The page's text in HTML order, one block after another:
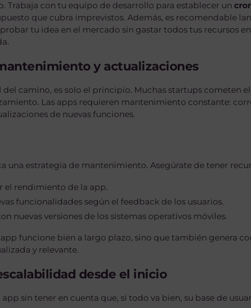
Trabaja con tu equipo de desarrollo para establecer un
que cubra imprevistos. Además, es recomendable
tu idea en el mercado sin gastar todos tus recursos
y actualizaciones
del camino, es solo el principio. Muchas startups cometen
Las apps requieren mantenimiento constante:
de nuevas funciones.
una estrategia de mantenimiento. Asegúrate de tener
el rendimiento de la app.
funcionalidades según el feedback de los usuarios.
nuevas versiones de los sistemas operativos móviles.
funcione bien a largo plazo, sino que también genera
y relevante.
desde el inicio
sin tener en cuenta que, si todo va bien, su base de